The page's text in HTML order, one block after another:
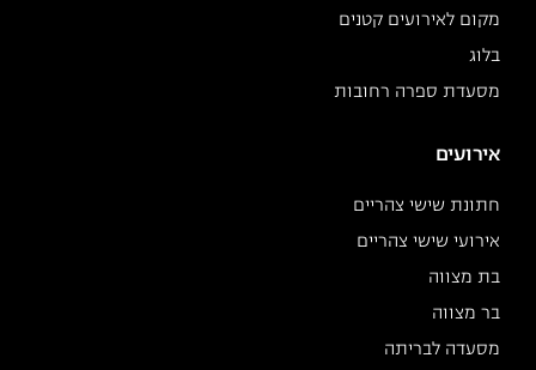
מקום לאירועים קטנים
בלוג
מסעדת ספרה רחובות
אירועים
חתונת שישי צהריים
אירועי שישי צהריים
בת מצווה
בר מצווה
מסעדה לבריתה